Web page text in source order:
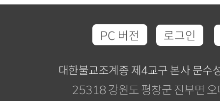
PC 버전 로그인
대한불교조계종 제4교구 본사 문수
25318 강원도 평창군 진부면